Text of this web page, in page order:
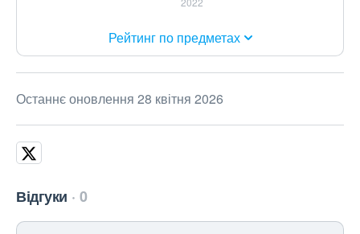
Рейтинг по предметах
Останнє оновлення 28 квітня 2026
Відгуки 0